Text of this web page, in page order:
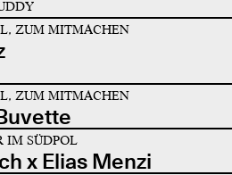
ZUM MITMACHEN
ZUM MITMACHEN
IM SÜDPOL
x Elias Menzi